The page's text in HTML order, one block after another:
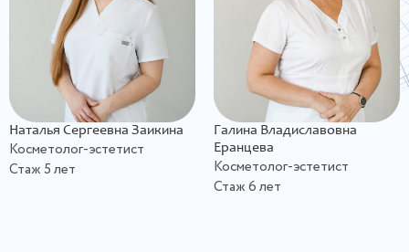
Наталья Сергеевна Заикина
Косметолог-эстетист
Стаж 5 лет
Галина Владиславовна
Еранцева
Косметолог-эстетист
Стаж 6 лет